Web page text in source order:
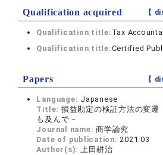
Qualification acquired 【
Qualification title: Tax
Qualification title:Certified
Papers 【
Language: Japanese
Title: 損益勘定の検証方法の変遷
も及んで－
Journal name:商学論究
Date of publication:2021.03
Author(s): 上田耕治